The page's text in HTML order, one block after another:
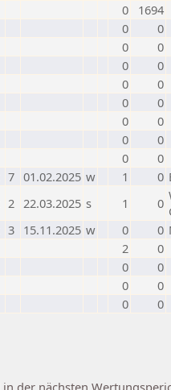
0
1694
0
0
0
0
0
0
0
0
0
0
0
0
0
0
0
0
7 01.02.2025 w 1 0
2 22.03.2025 s 1 0
3 15.11.2025 w 0 0
2
0
0
0
0
0
0
0
der nächsten